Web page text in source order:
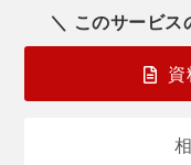
＼ このサービス